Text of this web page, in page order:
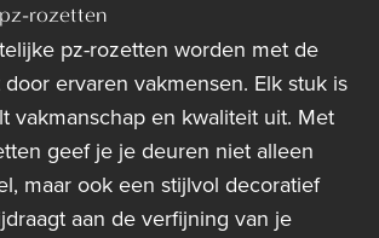
rozetten
pz-rozetten worden met de
ervaren vakmensen. Elk stuk is
vakmanschap en kwaliteit uit. Met
geef je je deuren niet alleen
maar ook een stijlvol decoratief
aan de verfijning van je